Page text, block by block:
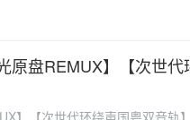
《罪证子弹3》作为系列的最终章
给观众带来了更多的思考。如果
pan.quark.cn/s/
疑氛围《罪证子弹3》的悬疑氛
也置身于电影的情境之中。动
过精心编排，每一幕都令人血
一段悲壮激昂的传奇故事。电
情，以及抗日战争期间的悲壮
坊主人，途中与轿夫余占鳌暗
成为九儿的丈夫。酒坊主人：
原盘REMUX】【次世代
】【次世代环绕声国粤双音轨